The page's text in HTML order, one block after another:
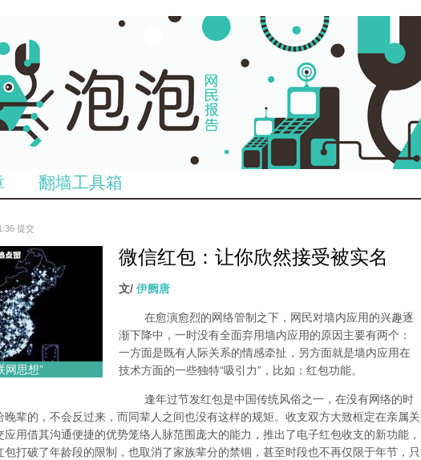
翻墙工具箱
提交
网思想”
微信红包：让你欣然接受被实名
文/ 伊阙唐
在愈演愈烈的网络管制之下，网民对墙内应用的兴趣逐
渐下降中，一时没有全面弃用墙内应用的原因主要有两个：
一方面是既有人际关系的情感牵扯，另方面就是墙内应用在
技术方面的一些独特“吸引力”，比如：红包功能。
逢年过节发红包是中国传统风俗之一，在没有网络的时
辈的，不会反过来，而同辈人之间也没有这样的规矩。收支双方大致框定在亲属关
用借其沟通便捷的优势笼络人脉范围庞大的能力，推出了电子红包收支的新功能，
打破了年龄段的限制，也取消了家族辈分的禁锢，甚至时段也不再仅限于年节，只